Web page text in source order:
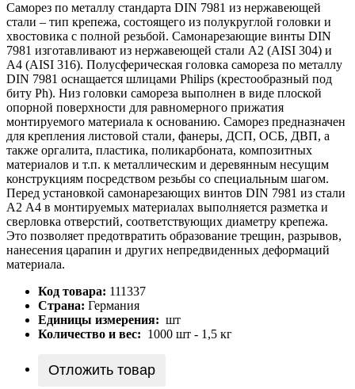
Саморез по металлу стандарта DIN 7981 из нержавеющей
стали – тип крепежа, состоящего из полукруглой головки и
хвостовика с полной резьбой. Самонарезающие винты DIN
7981 изготавливают из нержавеющей стали А2 (AISI 304) и
А4 (AISI 316). Полусферическая головка самореза по металлу
DIN 7981 оснащается шлицами Philips (крестообразный под
биту Ph). Низ головки самореза выполнен в виде плоской
опорной поверхности для равномерного прижатия
монтируемого материала к основанию. Саморез предназначен
для крепления листовой стали, фанеры, ДСП, ОСБ, ДВП, а
также оргалита, пластика, поликарбоната, композитных
материалов и т.п. к металлическим и деревянным несущим
конструкциям посредством резьбы со специальным шагом.
Перед установкой самонарезающих винтов DIN 7981 из стали
А2 А4 в монтируемых материалах выполняется разметка и
сверловка отверстий, соответствующих диаметру крепежа.
Это позволяет предотвратить образование трещин, разрывов,
нанесения царапин и других непредвиденных деформаций
материала.
Код товара: 111337
Страна: Германия
Единицы измерения: шт
Количество и вес: 1000 шт - 1,5 кг
Отложить товар